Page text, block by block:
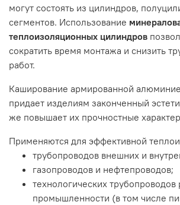
могут состоять из цилиндров,
сегментов. Использование
теплоизоляционных цилиндров
сократить время монтажа и снизить
работ.
Каширование армированной
придает изделиям законченный
же повышает их прочностные
Применяются для эффективной
трубопроводов внешних и
газопроводов и нефтепроводов;
технологических трубопроводов
промышленности (в том числе